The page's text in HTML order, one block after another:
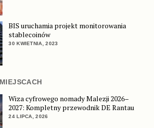
BIS uruchamia projekt monitorowania
stablecoinów
30 KWIETNIA, 2023
Wiza cyfrowego nomady Malezji 2026–
2027: Kompletny przewodnik DE Rantau
24 LIPCA, 2026